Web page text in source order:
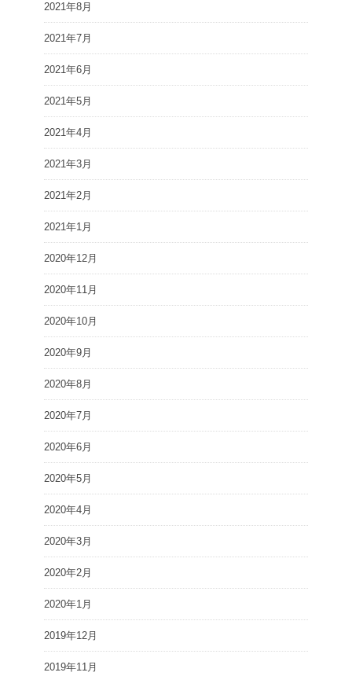
2021年8月
2021年7月
2021年6月
2021年5月
2021年4月
2021年3月
2021年2月
2021年1月
2020年12月
2020年11月
2020年10月
2020年9月
2020年8月
2020年7月
2020年6月
2020年5月
2020年4月
2020年3月
2020年2月
2020年1月
2019年12月
2019年11月